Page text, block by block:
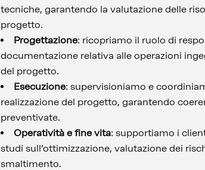
tecniche, garantendo la valutazione delle
progetto.
Progettazione: ricopriamo il ruolo di
documentazione relativa alle operazioni
del progetto.
Esecuzione: supervisioniamo e
realizzazione del progetto, garantendo
preventivate.
Operatività e fine vita: supportiamo i
studi sull’ottimizzazione, valutazione dei
smaltimento.